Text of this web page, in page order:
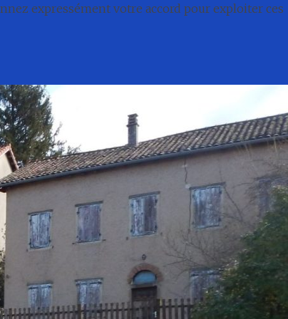
expressément votre accord pour exploiter ces